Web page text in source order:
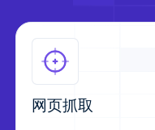
网页抓取